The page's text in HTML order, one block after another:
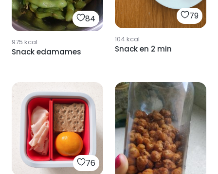
84
975 kcal
Snack edamames
79
104 kcal
Snack en 2 min
76